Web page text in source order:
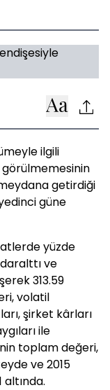
ilgili
getirdiği
güne
yüzde
ve
313.59
volatil
şirket kârları
ile
toplam değeri,
ve 2015
altında.